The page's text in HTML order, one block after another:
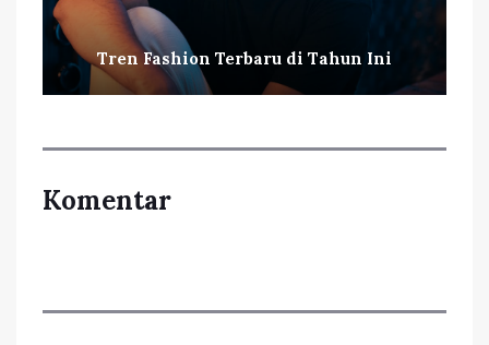
Tren Fashion Terbaru di Tahun Ini
Komentar